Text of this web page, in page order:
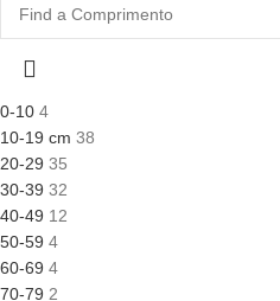
0-10 4
10-19 cm 38
20-29 35
30-39 32
40-49 12
50-59 4
60-69 4
70-79 2